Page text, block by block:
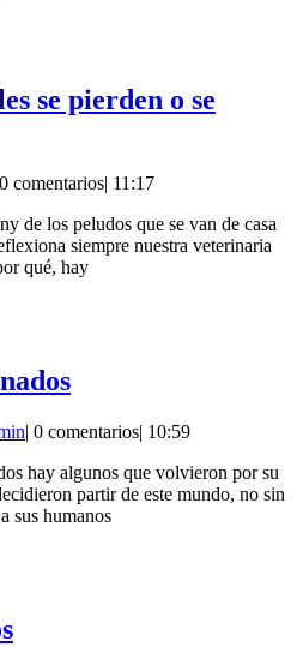
se pierden o se
0 comentarios| 11:17
de los peludos que se van de casa
siempre nuestra veterinaria
qué, hay
Más
retornados
admin
| 0 comentarios| 10:59
hay algunos que volvieron por su
partir de este mundo, no sin
sus humanos
Peludos